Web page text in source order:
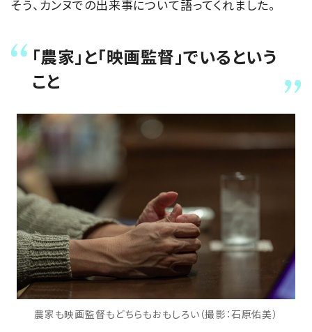
そう、カンヌでの出来事について語ってくれました。
「農家」と「映画監督」でいるという
こと
農家も映画監督もどちらもおもしろい（撮影：石原佑美）